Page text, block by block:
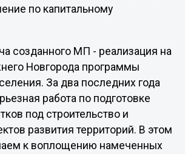
по капитальному
созданного МП - реализация на
Новгорода программы
За два последних года
работа по подготовке
под строительство и
развития территорий. В этом
к воплощению намеченных